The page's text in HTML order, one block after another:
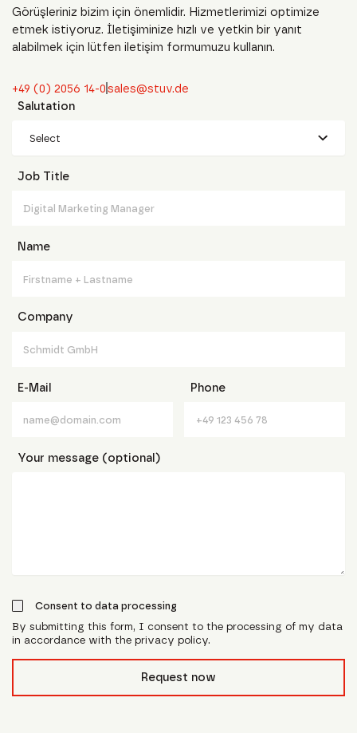
Görüşleriniz bizim için önemlidir. Hizmetlerimizi optimize
etmek istiyoruz. İletişiminize hızlı ve yetkin bir yanıt
alabilmek için lütfen iletişim formumuzu kullanın.
+49 (0) 2056 14-0sales@stuv.de
Salutation
Select
Job Title
Name
Company
E-Mail Phone
Your message (optional)
Consent to data processing
By submitting this form, I consent to the processing of my data
in accordance with the privacy policy.
Request now